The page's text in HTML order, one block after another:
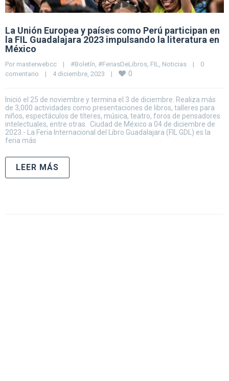
La Unión Europea y países como Perú participan en
la FIL Guadalajara 2023 impulsando la literatura en
México
Por masterwebcc | #Boletín #FeriasDeLibros FIL Noticias |
0
comentario
| 4 diciembre, 2023 | 0
Inició el 25 de noviembre y termina el 3 de diciembre. Realiza más
de 3,000 actividades como presentaciones de libros, talleres para
niños, espectáculos de títeres, música, teatro, foros de pensadores
intelectuales, entre otras. Ciudad de México a 04 de diciembre de
2023.- La Feria Internacional del Libro Guadalajara (FIL GDL) es la
feria más
LEER MÁS